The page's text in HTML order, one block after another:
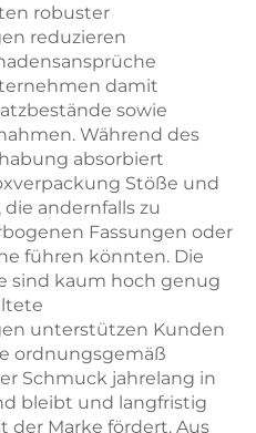
robuster
reduzieren
damit
sowie
Während des
absorbiert
Stöße und
andernfalls zu
Fassungen oder
führen könnten. Die
sind kaum hoch genug
unterstützen Kunden
ordnungsgemäß
Schmuck jahrelang in
bleibt und langfristig
der Marke fördert. Aus